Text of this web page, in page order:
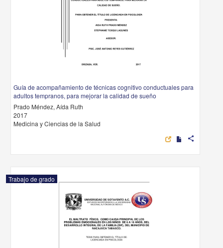
Guía de acompañamiento de técnicas cognitivo conductuales para
adultos tempranos, para mejorar la calidad de sueño
Prado Méndez, Aída Ruth
2017
Medicina y Ciencias de la Salud
share
Trabajo de grado